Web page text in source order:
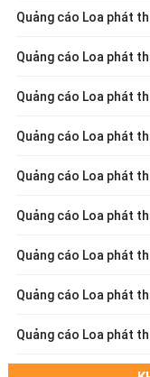
Quảng cáo Loa phát
Quảng cáo Loa phát
Quảng cáo Loa phát
Quảng cáo Loa phát
Quảng cáo Loa phát
Quảng cáo Loa phát
Quảng cáo Loa phát
Quảng cáo Loa phát
Quảng cáo Loa phát